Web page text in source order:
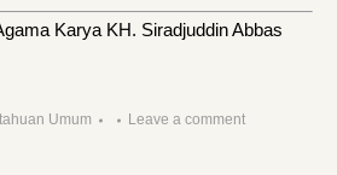
Karya KH. Siradjuddin Abbas
Umum Leave a comment